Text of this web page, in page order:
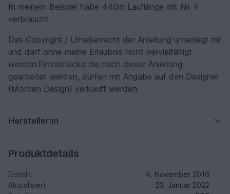
In meinem Beispiel habe 440m Lauflänge mit Ns 4
verbraucht.
Das Copyright / Urheberrecht der Anleitung unterliegt mir
und darf ohne meine Erlaubnis nicht vervielfältigt
werden.Einzelstücke die nach dieser Anleitung
gearbeitet werden, dürfen mit Angabe auf den Designer
(Morben Design) verkauft werden.
Hersteller:in
Produktdetails
Erstellt
4. November 2016
Aktualisiert
23. Januar 2022